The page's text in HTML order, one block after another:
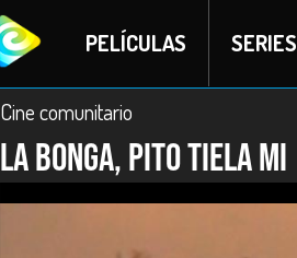
PELÍCULAS SERIES
Cine comunitario
La Bonga, Pito Tiela Mi